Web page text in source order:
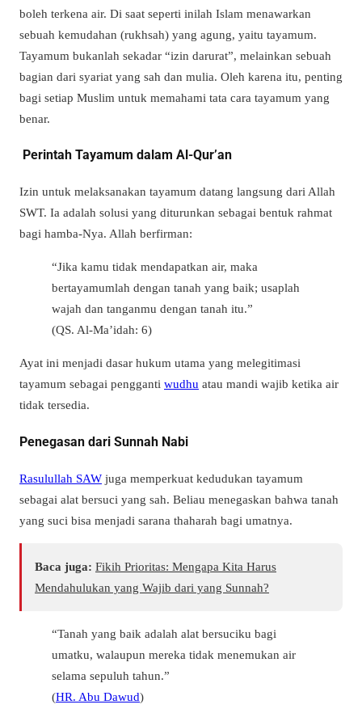
boleh terkena air. Di saat seperti inilah Islam menawarkan
sebuah kemudahan (rukhsah) yang agung, yaitu tayamum.
Tayamum bukanlah sekadar “izin darurat”, melainkan sebuah
bagian dari syariat yang sah dan mulia. Oleh karena itu, penting
bagi setiap Muslim untuk memahami tata cara tayamum yang
benar.
Perintah Tayamum dalam Al-Qur’an
Izin untuk melaksanakan tayamum datang langsung dari Allah
SWT. Ia adalah solusi yang diturunkan sebagai bentuk rahmat
bagi hamba-Nya. Allah berfirman:
“Jika kamu tidak mendapatkan air, maka
bertayamumlah dengan tanah yang baik; usaplah
wajah dan tanganmu dengan tanah itu.”
(QS. Al-Ma’idah: 6)
Ayat ini menjadi dasar hukum utama yang melegitimasi
tayamum sebagai pengganti wudhu atau mandi wajib ketika air
tidak tersedia.
Penegasan dari Sunnah Nabi
Rasulullah SAW juga memperkuat kedudukan tayamum
sebagai alat bersuci yang sah. Beliau menegaskan bahwa tanah
yang suci bisa menjadi sarana thaharah bagi umatnya.
Baca juga: Fikih Prioritas: Mengapa Kita Harus
Mendahulukan yang Wajib dari yang Sunnah?
“Tanah yang baik adalah alat bersuciku bagi
umatku, walaupun mereka tidak menemukan air
selama sepuluh tahun.”
(HR. Abu Dawud)